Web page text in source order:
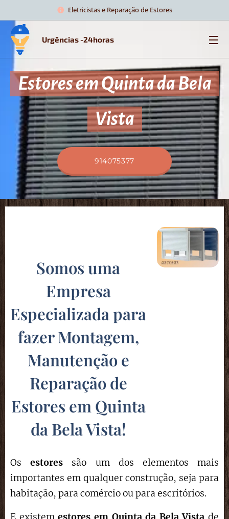
Eletricistas e Reparação de Estores
Urgências -24horas
Estores em Quinta da Bela
Vista
914075377
Somos uma
Empresa
Especializada para
fazer Montagem,
Manutenção e
Reparação de
Estores em Quinta
da Bela Vista!
Os estores são um dos elementos mais
importantes em qualquer construção, seja para
habitação, para comércio ou para escritórios.